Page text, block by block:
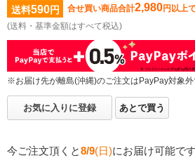
送料590円 合せ買い商品合計2,980円以上
(送料・基準金額はすべて税込)
※お届け先が離島(沖縄)のご注文はPayPay対象外
お気に入りに登録 あとで買う
今ご注文頂くと8/9(日)にお届け可能です